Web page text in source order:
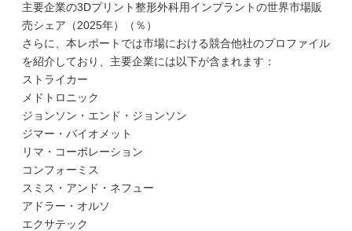
主要企業の3Dプリント整形外科用インプラントの世界市場販
売シェア（2025年）（％）
さらに、本レポートでは市場における競合他社のプロファイル
を紹介しており、主要企業には以下が含まれます：
ストライカー
メドトロニック
ジョンソン・エンド・ジョンソン
ジマー・バイオメット
リマ・コーポレーション
コンフォーミス
スミス・アンド・ネフュー
アドラー・オルソ
エクサテック